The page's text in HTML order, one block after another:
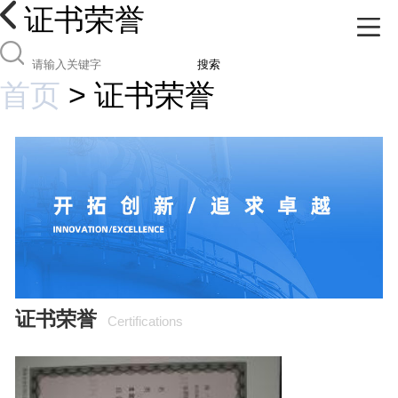
证书荣誉
搜索
首页 > 证书荣誉
证书荣誉 Certifications